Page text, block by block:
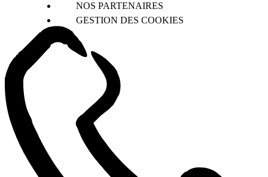
NOS PARTENAIRES
GESTION DES COOKIES